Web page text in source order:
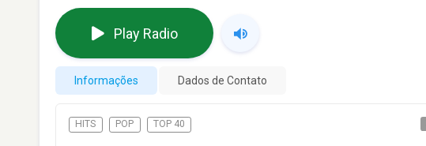
Play Radio
Informações Dados de Contato
HITS POP TOP 40